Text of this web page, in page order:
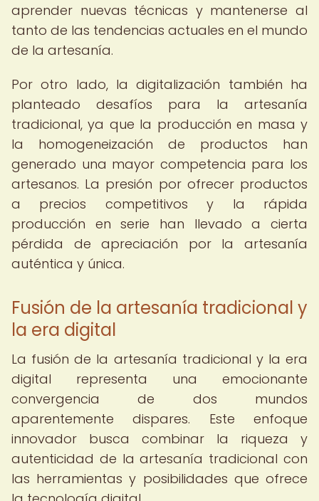
aprender nuevas técnicas y mantenerse al
tanto de las tendencias actuales en el mundo
de la artesanía.
Por otro lado, la digitalización también ha
planteado desafíos para la artesanía
tradicional, ya que la producción en masa y
la homogeneización de productos han
generado una mayor competencia para los
artesanos. La presión por ofrecer productos
a precios competitivos y la rápida
producción en serie han llevado a cierta
pérdida de apreciación por la artesanía
auténtica y única.
Fusión de la artesanía tradicional y
la era digital
La fusión de la artesanía tradicional y la era
digital representa una emocionante
convergencia de dos mundos
aparentemente dispares. Este enfoque
innovador busca combinar la riqueza y
autenticidad de la artesanía tradicional con
las herramientas y posibilidades que ofrece